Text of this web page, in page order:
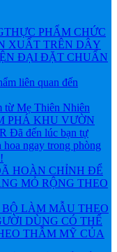
THỰC PHẨM CHỨC
XUẤT TRÊN DÂY
ĐẠI ĐẶT CHUẨN
liên quan đến
từ Mẹ Thiên Nhiên
PHÁ KHU VƯỜN
Đã đến lúc bạn tự
hoa ngay trong phòng
HOÀN CHỈNH ĐỂ
MỎ RỘNG THEO
LÀM MẪU THEO
DÙNG CÓ THỂ
THẪM MỸ CỦA